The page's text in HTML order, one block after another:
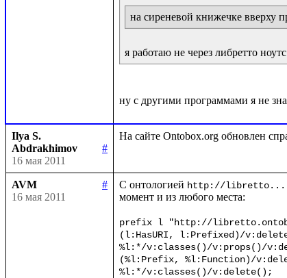
на сиреневой книжечке вверху
я работаю не через либретто ноутс
Ilya S.
Abdrakhimov
#
16 мая 2011
AVM
#
16 мая 2011
С онтологией http://libretto...
момент и из любого места:
prefix l "http://
(l:HasURI, l:Prefixed)/
%l:*/v:classes()/v:props()/
(%l:Prefix, %l:Function)/
%l:*/v:classes()/v:delete();